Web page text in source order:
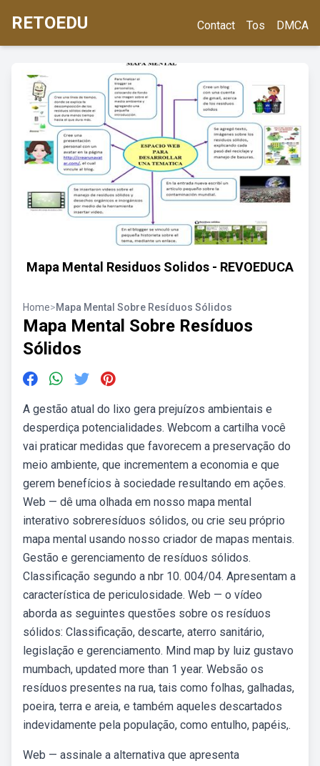
RETOEDU Contact Tos DMCA
Mapa Mental Residuos Solidos - REVOEDUCA
Home>Mapa Mental Sobre Resíduos Sólidos
Mapa Mental Sobre Resíduos
Sólidos
A gestão atual do lixo gera prejuízos ambientais e
desperdiça potencialidades. Webcom a cartilha você
vai praticar medidas que favorecem a preservação do
meio ambiente, que incrementem a economia e que
gerem benefícios à sociedade resultando em ações.
Web — dê uma olhada em nosso mapa mental
interativo sobreresíduos sólidos, ou crie seu próprio
mapa mental usando nosso criador de mapas mentais.
Gestão e gerenciamento de resíduos sólidos.
Classificação segundo a nbr 10. 004/04. Apresentam a
característica de periculosidade. Web — o vídeo
aborda as seguintes questões sobre os resíduos
sólidos: Classificação, descarte, aterro sanitário,
legislação e gerenciamento. Mind map by luiz gustavo
mumbach, updated more than 1 year. Websão os
resíduos presentes na rua, tais como folhas, galhadas,
poeira, terra e areia, e também aqueles descartados
indevidamente pela população, como entulho, papéis,.
Web — assinale a alternativa que apresenta